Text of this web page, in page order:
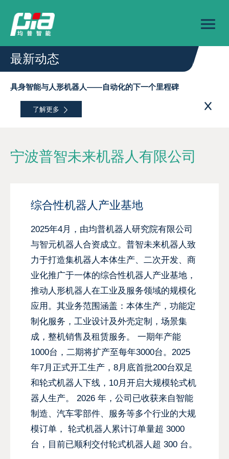
最新动态
具身智能与人形机器人——自动化的下一个里程碑
了解更多
宁波普智未来机器人有限公司
综合性机器人产业基地
2025年4月，由均普机器人研究院有限公司
与智元机器人合资成立。普智未来机器人致
力于打造集机器人本体生产、二次开发、商
业化推广于一体的综合性机器人产业基地，
推动人形机器人在工业及服务领域的规模化
应用。其业务范围涵盖：本体生产，功能定
制化服务，工业设计及外壳定制，场景集
成，整机销售及租赁服务。 一期年产能
1000台，二期将扩产至每年3000台。2025
年7月正式开工生产，8月底首批200台双足
和轮式机器人下线，10月开启大规模轮式机
器人生产。 2026 年，公司已收获来自智能
制造、汽车零部件、服务等多个行业的大规
模订单， 轮式机器人累计订单量超 3000
台，目前已顺利交付轮式机器人超 300 台。